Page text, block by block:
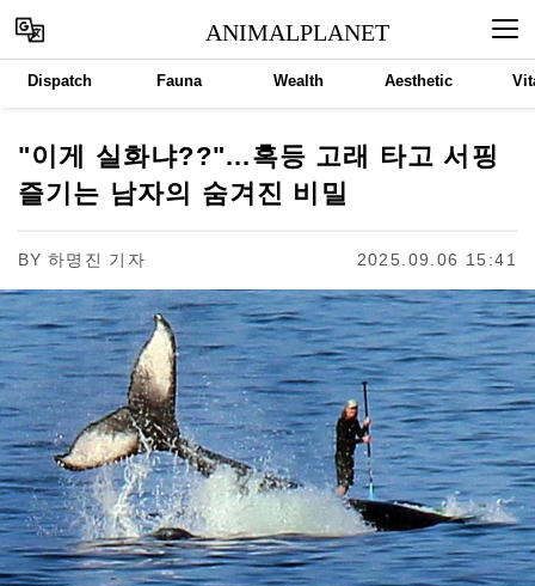
ANIMALPLANET
Dispatch Fauna Wealth Aesthetic
"이게 실화냐??"...혹등 고래 타고 서핑
즐기는 남자의 숨겨진 비밀
BY 하명진 기자 2025.09.06 15:41